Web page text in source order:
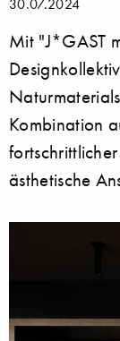
30.07.2024
Mit "J*GAST
Kombination
ästhetische